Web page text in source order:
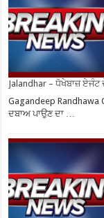
Jalandhar – ਧੋਖੇਬਾਜ਼
Gagandeep Randhawa
ਦਬਾਅ ਪਾਉਣ ਦਾ …